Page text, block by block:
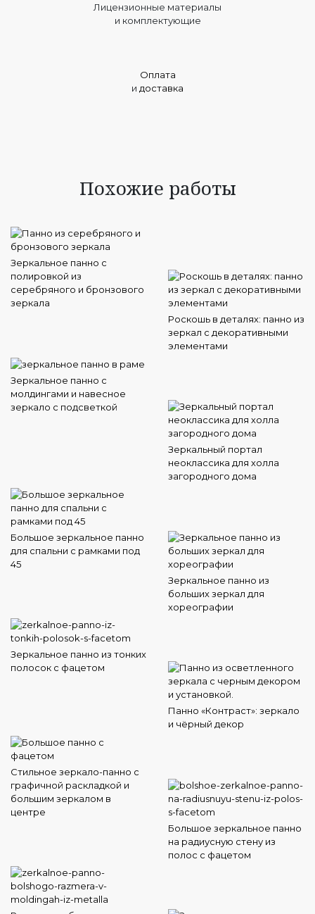
Лицензионные материалы
и комплектующие
Оплата
и доставка
Похожие работы
Зеркальное панно с
полировкой из
серебряного и бронзового
зеркала
Роскошь в деталях: панно из
зеркал с декоративными
элементами
Зеркальное панно с
молдингами и навесное
зеркало с подсветкой
Зеркальный портал
неоклассика для холла
загородного дома
Большое зеркальное панно
для спальни с рамками под
45
Зеркальное панно из
больших зеркал для
хореографии
Зеркальное панно из тонких
полосок с фацетом
Панно «Контраст»: зеркало
и чёрный декор
Стильное зеркало-панно с
графичной раскладкой и
большим зеркалом в
центре
Большое зеркальное панно
на радиусную стену из
полос с фацетом